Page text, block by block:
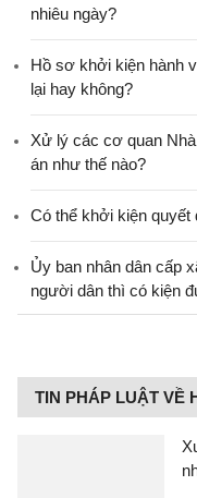
nhiêu ngày?
Hồ sơ khởi kiện hành
lại hay không?
Xử lý các cơ quan
án như thế nào?
Có thể khởi kiện quyết
Ủy ban nhân dân cấp
người dân thì có kiện
TIN PHÁP LUẬT VỀ